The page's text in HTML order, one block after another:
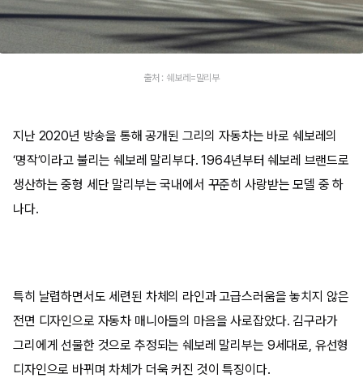
출처 : 쉐보레=말리부
지난 2020년 방송을 통해 공개된 그리의 자동차는 바로 쉐보레의
‘명작’이라고 불리는 쉐보레 말리부다. 1964년부터 쉐보레 브랜드로
생산하는 중형 세단 말리부는 국내에서 꾸준히 사랑받는 모델 중 하
나다.
특히 날렵하면서도 세련된 차체의 라인과 고급스러움을 놓치지 않은
전면 디자인으로 자동차 매니아들의 마음을 사로잡았다. 김구라가
그리에게 선물한 것으로 추정되는 쉐보레 말리부는 9세대로, 유선형
디자인으로 바뀌며 차체가 더욱 커진 것이 특징이다.